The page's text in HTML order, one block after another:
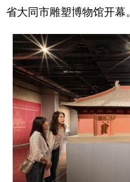
文化 书画
访谈
法律 中央文件
食品 人居
学术中国 乡村振兴
城市 旅游
彩票
省大同市雕塑博物馆开幕。